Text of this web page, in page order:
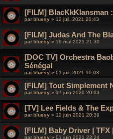
[FILM] BlacKkKlansman
parbluesy » 12 juil. 2021 20:43
[FILM] Judas And The
par bluesy » 19 mai 2021 21:30
[DOC TV] Orchestra
Sénégal
par bluesy » 01 juil. 2021 10:03
[FILM] Tout Simplement
par bluesy » 17 juin 2020 20:03
[TV] Lee Fields & The
parbluesy » 12 juin 2021 20:39
[FILM] Baby Driver | TFX
par bluesy » 01 juin 2021 23:24